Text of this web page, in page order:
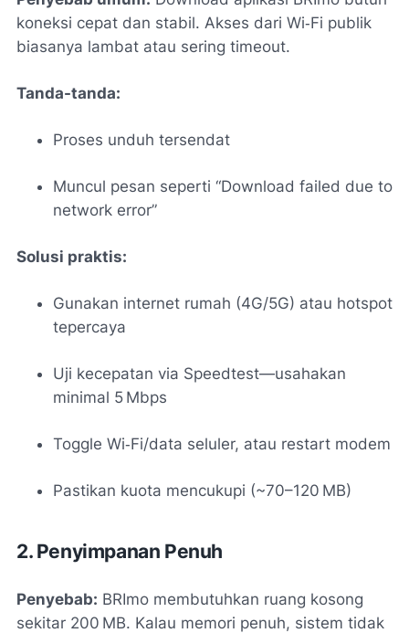
koneksi cepat dan stabil. Akses dari Wi‑Fi publik
biasanya lambat atau sering timeout.
Tanda-tanda:
Proses unduh tersendat
Muncul pesan seperti “Download failed due to
network error”
Solusi praktis:
Gunakan internet rumah (4G/5G) atau hotspot
tepercaya
Uji kecepatan via Speedtest—usahakan
minimal 5 Mbps
Toggle Wi‑Fi/data seluler, atau restart modem
Pastikan kuota mencukupi (~70–120 MB)
2. Penyimpanan Penuh
Penyebab: BRImo membutuhkan ruang kosong
sekitar 200 MB. Kalau memori penuh, sistem tidak